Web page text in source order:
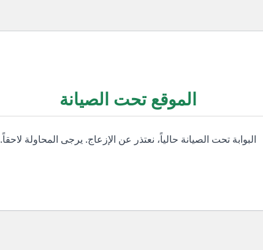
الموقع تحت الصيانة
البوابة تحت الصيانة حالياً، نعتذر عن الإزعاج. يرجى المحاولة لاحقاً.